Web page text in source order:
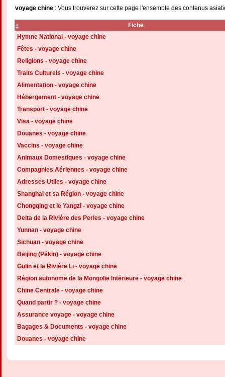
voyage chine : Vous trouverez sur cette page l'ensemble des contenus
Fiche
Hymne National - voyage chine
Fêtes - voyage chine
Religions - voyage chine
Traits Culturels - voyage chine
Alimentation - voyage chine
Hébergement - voyage chine
Transport - voyage chine
Visa - voyage chine
Douanes - voyage chine
Vaccins - voyage chine
Animaux Domestiques - voyage chine
Compagnies Aériennes - voyage chine
Adresses Utiles - voyage chine
Shanghai et sa Région - voyage chine
Chongqing et le Yangzi - voyage chine
Delta de la Rivière des Perles - voyage chine
Yunnan - voyage chine
Sichuan - voyage chine
Beijing (Pékin) - voyage chine
Gulin et la Rivière Li - voyage chine
Région autonome de la Mongolie Intérieure - voyage chine
Chine Centrale - voyage chine
Quand partir ? - voyage chine
Assurance voyage - voyage chine
Bagages & Documents - voyage chine
Douanes - voyage chine